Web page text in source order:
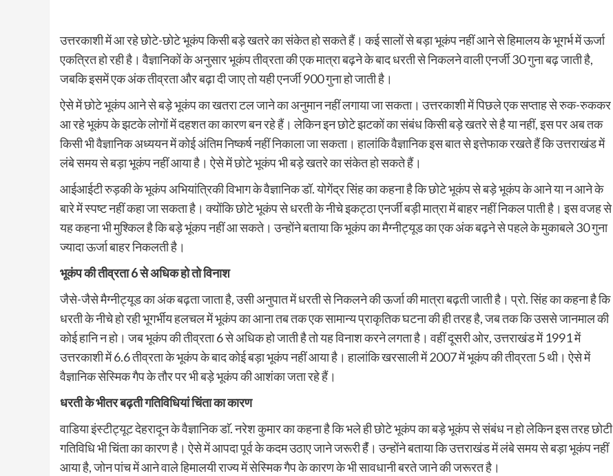
उत्तरकाशी में आ रहे छोटे-छोटे भूकंप किसी बड़े खतरे का संकेत हो सकते हैं। कई सालों से बड़ा भूकंप नहीं आने से हिमालय के भूगर्भ में ऊर्जा
एकत्रित हो रही है। वैज्ञानिकों के अनुसार भूकंप तीव्रता की एक मात्रा बढ़ने के बाद धरती से निकलने वाली एनर्जी 30 गुना बढ़ जाती है,
जबकि इसमें एक अंक तीव्रता और बढ़ा दी जाए तो यही एनर्जी 900 गुना हो जाती है।
ऐसे में छोटे भूकंप आने से बड़े भूकंप का खतरा टल जाने का अनुमान नहीं लगाया जा सकता। उत्तरकाशी में पिछले एक सप्ताह से रुक-रुककर
आ रहे भूकंप के झटके लोगाें में दहशत का कारण बन रहे हैं। लेकिन इन छोटे झटकों का संबंध किसी बड़े खतरे से है या नहीं, इस पर अब तक
किसी भी वैज्ञानिक अध्ययन में कोई अंतिम निष्कर्ष नहीं निकाला जा सकता। हालांकि वैज्ञानिक इस बात से इत्तेफाक रखते हैं कि उत्तराखंड में
लंबे समय से बड़ा भूकंप नहीं आया है। ऐसे में छोटे भूकंप भी बड़े खतरे का संकेत हो सकते हैं।
आईआईटी रुड़की के भूकंप अभियांत्रिकी विभाग के वैज्ञानिक डॉ. योगेंद्र सिंह का कहना है कि छोटे भूकंप से बड़े भूकंप के आने या न आने के
बारे में स्पष्ट नहीं कहा जा सकता है। क्योंकि छोटे भूकंप से धरती के नीचे इकट्ठा एनर्जी बड़ी मात्रा में बाहर नहीं निकल पाती है। इस वजह से
यह कहना भी मुश्किल है कि बड़े भूंकप नहीं आ सकते। उन्होंने बताया कि भूकंप का मैग्नीट्यूड का एक अंक बढ़ने से पहले के मुकाबले 30 गुना
ज्यादा ऊर्जा बाहर निकलती है।
भूकंप की तीव्रता6से अधिक हो तो विनाश
जैसे-जैसे मैग्नीट्यूड का अंक बढ़ता जाता है, उसी अनुपात में धरती से निकलने की ऊर्जा की मात्रा बढ़ती जाती है। प्रो. सिंह का कहना है कि
धरती के नीचे हो रही भूगर्भीय हलचल में भूकंप का आना तब तक एक सामान्य प्राकृतिक घटना की ही तरह है, जब तक कि उससे जानमाल की
कोई हानि न हो। जब भूकंप की तीव्रता 6 से अधिक हो जाती है तो यह विनाश करने लगता है। वहीं दूसरी ओर, उत्तराखंड में 1991 में
उत्तरकाशी में 6.6 तीव्रता के भूकंप के बाद कोई बड़ा भूकंप नहीं आया है। हालांकि खरसाली में 2007 में भूकंप की तीव्रता 5 थी। ऐसे में
वैज्ञानिक सेस्मिक गैप के तौर पर भी बड़े भूकंप की आशंका जता रहे हैं।
धरती के भीतर बढ़ती गतिविधियां चिंता का कारण
वाडिया इंस्टीट्यूट देहरादून के वैज्ञानिक डाॅ. नरेश कुमार का कहना है कि भले ही छोटे भूकंप का बड़े भूकंप से संबंध न हो लेकिन इस तरह छोटी
गतिविधि भी चिंता का कारण है। ऐसे में आपदा पूर्व के कदम उठाए जाने जरूरी हैंं। उन्होंने बताया कि उत्तराखंड में लंबे समय से बड़ा भूकंप नहीं
आया है, जोन पांच में आने वाले हिमालयी राज्य में सेस्मिक गैप के कारण के भी सावधानी बरते जाने की जरूरत है।